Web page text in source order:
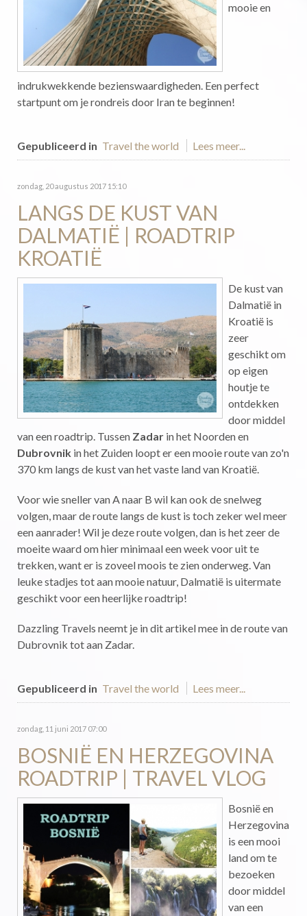
mooie en
indrukwekkende bezienswaardigheden. Een perfect
startpunt om je rondreis door Iran te beginnen!
Gepubliceerd in Travel the world Lees meer...
zondag, 20 augustus 2017 15:10
LANGS DE KUST VAN
DALMATIË | ROADTRIP
KROATIË
De kust van
Dalmatië in
Kroatië is
zeer
geschikt om
op eigen
houtje te
ontdekken
door middel
van een roadtrip. Tussen Zadar in het Noorden en
Dubrovnik in het Zuiden loopt er een mooie route van zo'n
370 km langs de kust van het vaste land van Kroatië.
Voor wie sneller van A naar B wil kan ook de snelweg
volgen, maar de route langs de kust is toch zeker wel meer
een aanrader! Wil je deze route volgen, dan is het zeer de
moeite waard om hier minimaal een week voor uit te
trekken, want er is zoveel moois te zien onderweg. Van
leuke stadjes tot aan mooie natuur, Dalmatië is uitermate
geschikt voor een heerlijke roadtrip!
Dazzling Travels neemt je in dit artikel mee in de route van
Dubrovnik tot aan Zadar.
Gepubliceerd in Travel the world Lees meer...
zondag, 11 juni 2017 07:00
BOSNIË EN HERZEGOVINA
ROADTRIP | TRAVEL VLOG
Bosnië en
Herzegovina
is een mooi
land om te
bezoeken
door middel
van een